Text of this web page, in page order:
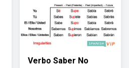
Verbo Saber No